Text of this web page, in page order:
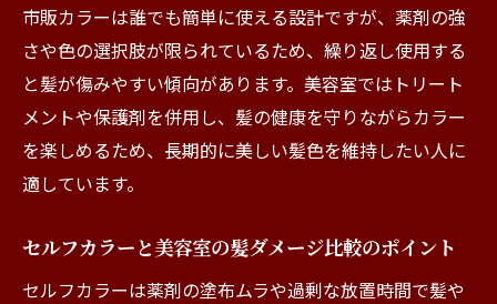
美容室カラーで髪の健康を維持する秘訣
セルフカラーでも髪を傷めないための工夫
美容室とセルフカラーの髪への影響比較
髪のダメージを防ぐ美容室のプロアドバイ
ス
色落ちを防ぐアフターケアのポイント
美容室カラーの色持ちを良くするケア方法
市販カラーは誰でも簡単に使える設計ですが、薬剤の強
さや色の選択肢が限られているため、繰り返し使用する
と髪が傷みやすい傾向があります。美容室ではトリート
メントや保護剤を併用し、髪の健康を守りながらカラー
を楽しめるため、長期的に美しい髪色を維持したい人に
適しています。
セルフカラーと美容室の髪ダメージ比較のポイント
セルフカラーは薬剤の塗布ムラや過剰な放置時間で髪や